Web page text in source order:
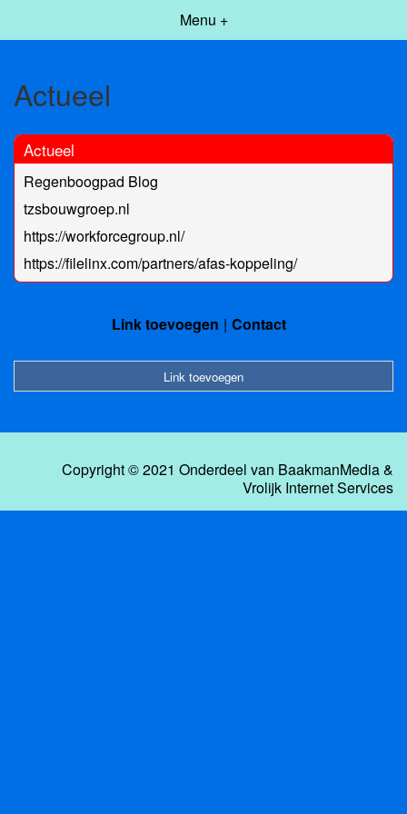
Menu +
Actueel
Actueel
Regenboogpad Blog
tzsbouwgroep.nl
https://workforcegroup.nl/
https://filelinx.com/partners/afas-koppeling/
Link toevoegen Contact
Link toevoegen
Copyright © 2021 Onderdeel van BaakmanMedia&
Vrolijk Internet Services